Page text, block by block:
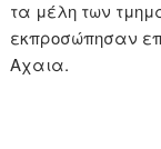
τα μέλη των
εκπροσώπησαν
Αχαια.